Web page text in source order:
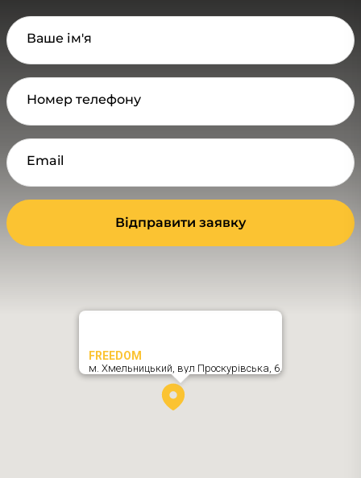
Ваше ім'я
Номер телефону
Email
Відправити заявку
FREEDOM
м. Хмельницький, вул Проскурівська, 6,